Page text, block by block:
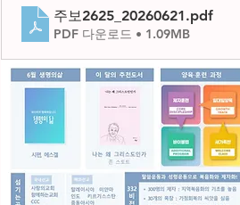
주보2625_20260621.pdf
PDF 다운로드 • 1.09MB